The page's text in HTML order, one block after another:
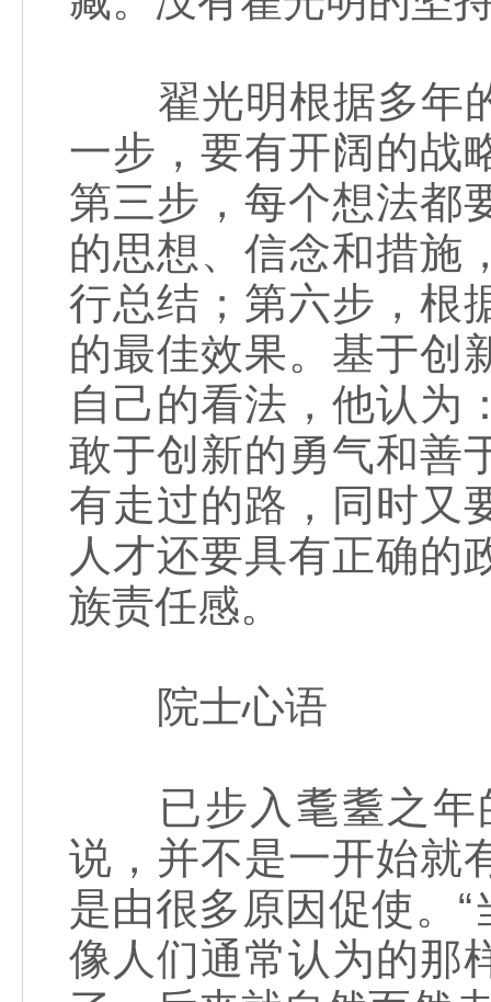
翟光明根据多年的
一步，要有开阔的战
第三步，每个想法都
的思想、信念和措施
行总结；第六步，根
的最佳效果。基于创
自己的看法，他认为
敢于创新的勇气和善
有走过的路，同时又
人才还要具有正确的
族责任感。
院士心语
已步入耄耋之年
说，并不是一开始就
是由很多原因促使。
像人们通常认为的那